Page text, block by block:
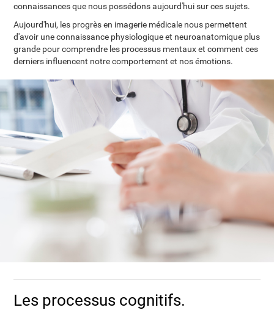
connaissances que nous possédons aujourd'hui sur ces sujets.
Aujourd'hui, les progrès en imagerie médicale nous permettent
d'avoir une connaissance physiologique et neuroanatomique plus
grande pour comprendre les processus mentaux et comment ces
derniers influencent notre comportement et nos émotions.
Les processus cognitifs.